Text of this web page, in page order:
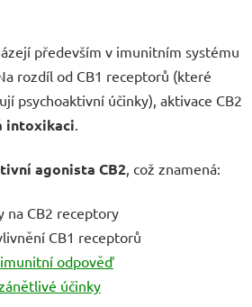
především v imunitním systému
rozdíl od CB1 receptorů (které
psychoaktivní účinky), aktivace CB2
intoxikaci.
agonista CB2, což znamená:
na CB2 receptory
CB1 receptorů
imunitní odpověď
účinky